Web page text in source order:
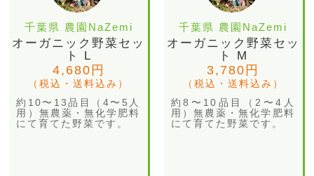
千葉県 農園NaZemi
オーガニック野菜セッ
ト L
4,680円
（税込・送料込み）
約10〜13品目（4〜5人
用）無農薬・無化学肥料
にて育てた野菜です。
千葉県 農園NaZemi
オーガニック野菜セッ
ト M
3,780円
（税込・送料込み）
約8〜10品目（2〜4人
用）無農薬・無化学肥料
にて育てた野菜です。